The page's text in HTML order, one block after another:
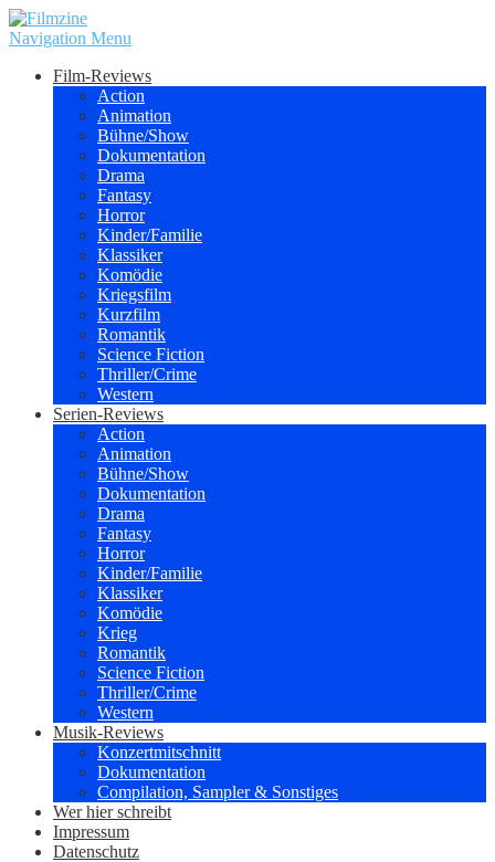
Navigation Menu
Film-Reviews
Action
Animation
Bühne/Show
Dokumentation
Drama
Fantasy
Horror
Kinder/Familie
Klassiker
Komödie
Kriegsfilm
Kurzfilm
Romantik
Science Fiction
Thriller/Crime
Western
Serien-Reviews
Action
Animation
Bühne/Show
Dokumentation
Drama
Fantasy
Horror
Kinder/Familie
Klassiker
Komödie
Krieg
Romantik
Science Fiction
Thriller/Crime
Western
Musik-Reviews
Konzertmitschnitt
Dokumentation
Compilation, Sampler & Sonstiges
Wer hier schreibt
Impressum
Datenschutz